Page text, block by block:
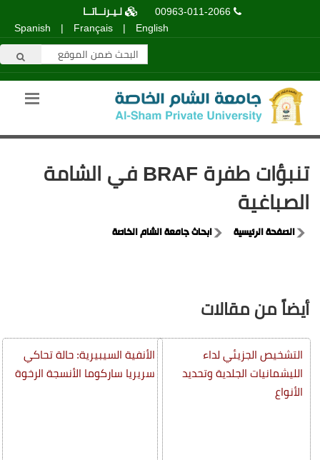
00963-011-2066
لـيـرنــاتــا
English
|
Français
|
Spanish
تنبؤات طفرة BRAF في الشامة
الصباغية
الصفحة الرئيسية ابحاث جامعة الشام الخاصة
أيضاً من مقالات
التشخيص الجزيئي لداء
الليشمانيات الجلدية وتحديد
الأنواع
الأنفية السيبيرية: حالة تحاكي
سريريا ساركوما الأنسجة الرخوة